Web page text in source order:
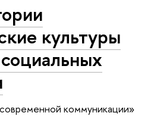
культуры
коммуникации»